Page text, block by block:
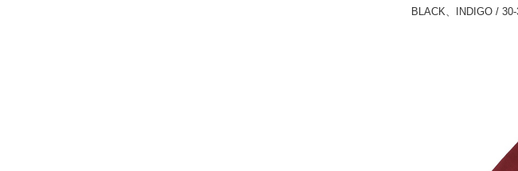
BLACK、INDIGO /